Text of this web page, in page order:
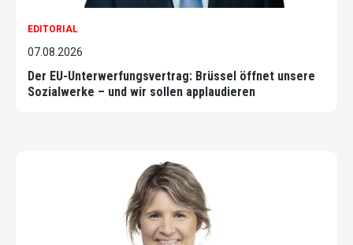
EDITORIAL
07.08.2026
Der EU-Unterwerfungsvertrag: Brüssel öffnet unsere
Sozialwerke – und wir sollen applaudieren